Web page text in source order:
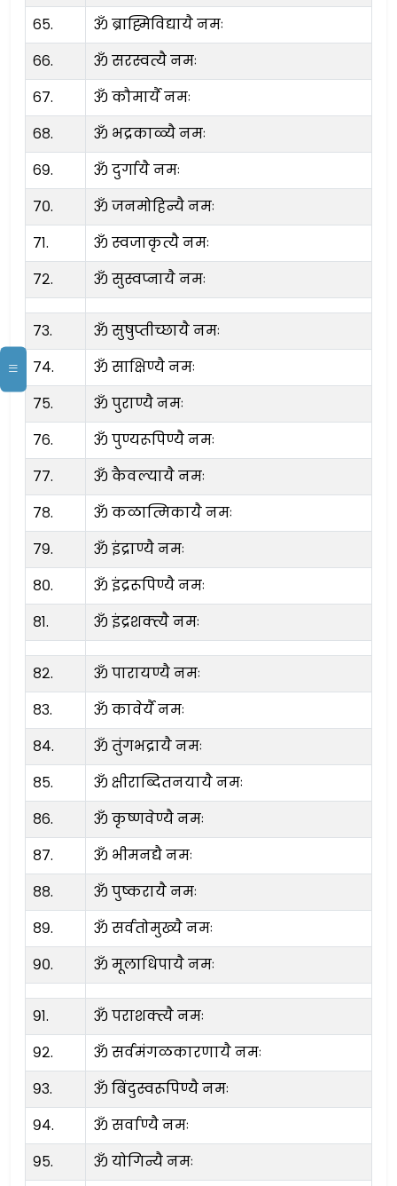
६५.
ॐ ब्राह्मिविद्यायै नमः
६६.
ॐ सरस्वत्यै नमः
६७.
ॐ कौमार्यै नमः
६८.
ॐ भद्रकाळ्यै नमः
६९.
ॐ दुर्गायै नमः
७०.
ॐ जनमोहिन्यै नमः
७१.
ॐ स्वजाकृत्यै नमः
७२.
ॐ सुस्वप्नायै नमः
७३.
ॐ सुषुप्तीच्छायै नमः
७४.
ॐ साक्षिण्यै नमः
७५.
ॐ पुराण्यै नमः
७६.
ॐ पुण्यरूपिण्यै नमः
७७.
ॐ कैवल्यायै नमः
७८.
ॐ कळात्मिकायै नमः
७९.
ॐ इंद्राण्यै नमः
८०.
ॐ इंद्ररूपिण्यै नमः
८१.
ॐ इंद्रशक्त्यै नमः
८२.
ॐ पारायण्यै नमः
८३.
ॐ कावेर्यै नमः
८४.
ॐ तुंगभद्रायै नमः
८५.
ॐ क्षीराब्दितनयायै नमः
८६.
ॐ कृष्णवेण्यै नमः
८७.
ॐ भीमनद्यै नमः
८८.
ॐ पुष्करायै नमः
८९.
ॐ सर्वतोमुख्यै नमः
९०.
ॐ मूलाधिपायै नमः
९१.
ॐ पराशक्त्यै नमः
९२.
ॐ सर्वमंगळकारणायै नमः
९३.
ॐ बिंदुस्वरूपिण्यै नमः
९४.
ॐ सर्वाण्यै नमः
९५.
ॐ योगिन्यै नमः